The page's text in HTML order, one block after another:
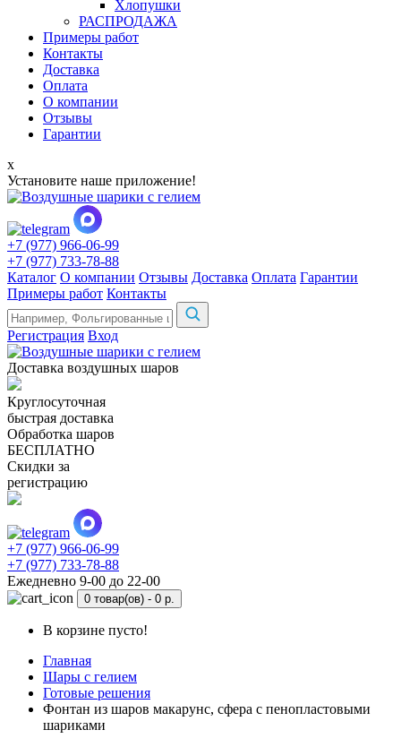
Хлопушки
РАСПРОДАЖА
Примеры работ
Контакты
Доставка
Оплата
О компании
Отзывы
Гарантии
x
Установите наше приложение!
+7 (977) 966-06-99
+7 (977) 733-78-88
Каталог О компании Отзывы Доставка Оплата Гарантии
Примеры работ Контакты
Регистрация Вход
Доставка воздушных шаров
Круглосуточная
быстрая доставка
Обработка шаров
БЕСПЛАТНО
Скидки за
регистрацию
+7 (977) 966-06-99
+7 (977) 733-78-88
Ежедневно 9-00 до 22-00
0 товар(ов) - 0 р.
В корзине пусто!
Главная
Шары с гелием
Готовые решения
Фонтан из шаров макарунс, сфера с пенопластовыми
шариками